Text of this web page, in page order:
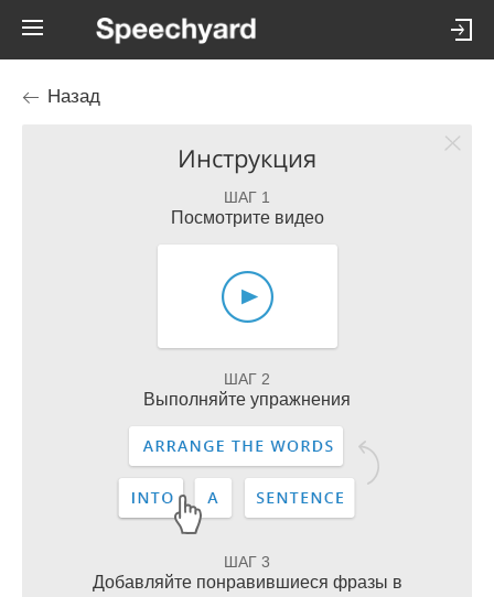
Назад
Инструкция
ШАГ 1
Посмотрите видео
ШАГ 2
Выполняйте упражнения
ШАГ 3
Добавляйте понравившиеся фразы в